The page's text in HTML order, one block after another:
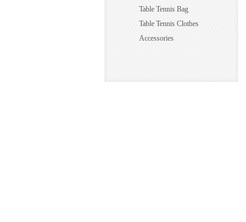
Table Tennis Bag
Table Tennis Clothes
Accessories